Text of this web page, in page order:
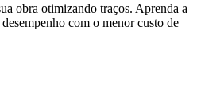
obra otimizando traços. Aprenda a
com o menor custo de